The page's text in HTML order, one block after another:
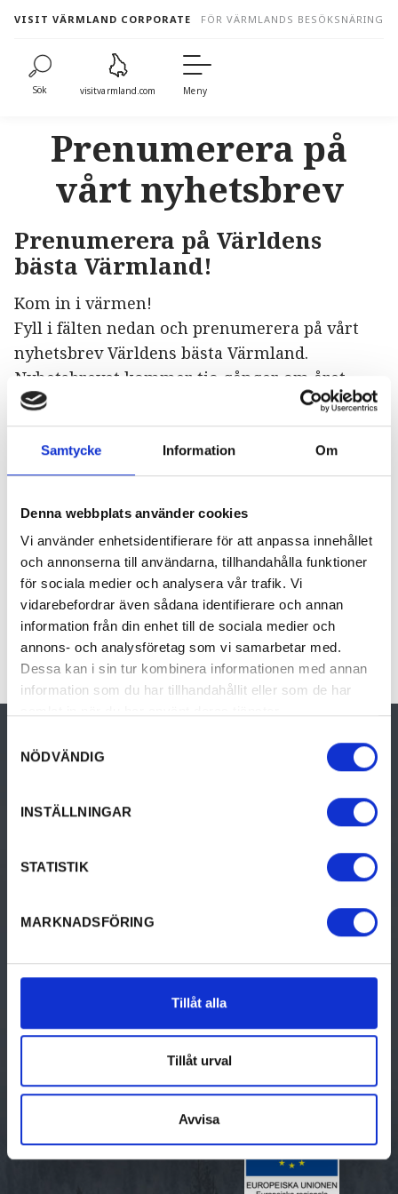
Samtycke Information Om
Denna webbplats använder cookies
Vi använder enhetsidentifierare för att anpassa innehållet
och annonserna till användarna, tillhandahålla funktioner
för sociala medier och analysera vår trafik. Vi
vidarebefordrar även sådana identifierare och annan
information från din enhet till de sociala medier och
annons- och analysföretag som vi samarbetar med.
Dessa kan i sin tur kombinera informationen med annan
information som du har tillhandahållit eller som de har
NÖDVÄNDIG
INSTÄLLNINGAR
STATISTIK
MARKNADSFÖRING
Tillåt alla
Tillåt urval
Avvisa
content
VISIT VÄRMLAND CORPORATE FÖR VÄRMLANDS BESÖKSNÄRING
Sök visitvarmland.com Meny
Prenumerera på
vårt nyhetsbrev
Prenumerera på Världens
bästa Värmland!
Kom in i värmen!
Fyll i fälten nedan och prenumerera på vårt
nyhetsbrev Världens bästa Värmland.
Nyhetsbrevet kommer tio gånger om året
med uppdateringar som rör den värmländska
besöksnäringen, Visit Värmland och med tips
för dig som är företagare.
NAMN:
E-POST: *
DINA UPPGIFTER KOMMER INTE ATT DELAS MED TREDJE PART OCH
HANTERAS I ENLIGHET MED GDPR.
Prenumerera